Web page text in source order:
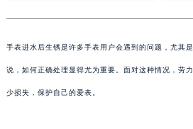
手表进水后生锈是许多手表用户会遇到的问题，尤其
说，如何正确处理显得尤为重要。面对这种情况，劳
少损失，保护自己的爱表。